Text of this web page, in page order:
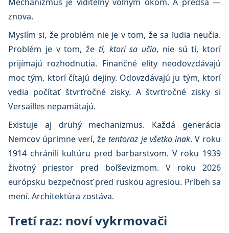
znova.
Myslím si, že problém nie je v tom, že sa ľudia neučia.
Problém je v tom, že tí, ktorí sa učia, nie sú tí, ktorí
prijímajú rozhodnutia. Finančné elity neodovzdávajú
moc tým, ktorí čítajú dejiny. Odovzdávajú ju tým, ktorí
vedia počítať štvrťročné zisky. A štvrťročné zisky si
Versailles nepamätajú.
Existuje aj druhý mechanizmus. Každá generácia
Nemcov úprimne verí, žetentoraz je všetko inak. V roku
1914 chránili kultúru pred barbarstvom. V roku 1939
životný priestor pred boľševizmom. V roku 2026
európsku bezpečnosť pred ruskou agresiou. Príbeh sa
mení. Architektúra zostáva.
Tretí raz: noví vykrmovači